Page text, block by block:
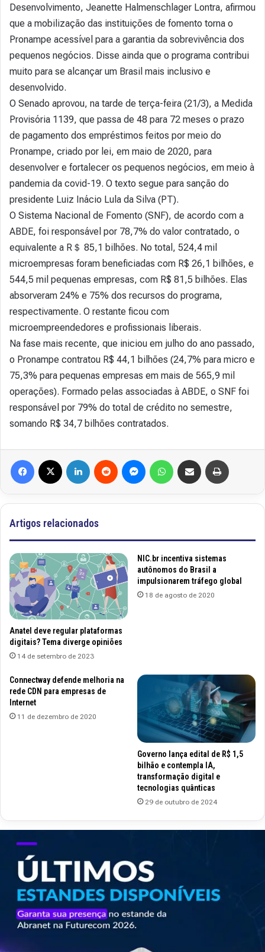
Desenvolvimento, Jeanette Halmenschlager Lontra, afirmou
que a mobilização das instituições de fomento torna o
Pronampe acessível para a garantia da sobrevivência dos
pequenos negócios. Disse ainda que o programa contribui
muito para se alcançar um Brasil mais inclusivo e
desenvolvido.
O Senado aprovou, na tarde de terça-feira (21/3), a Medida
Provisória 1139, que passa de 48 para 72 meses o prazo
de pagamento dos empréstimos feitos por meio do
Pronampe, criado por lei, em maio de 2020, para
desenvolver e fortalecer os pequenos negócios, em meio à
pandemia da covid-19. O texto segue para sanção do
presidente Luiz Inácio Lula da Silva (PT).
O Sistema Nacional de Fomento (SNF), de acordo com a
ABDE, foi responsável por 78,7% do valor contratado, o
equivalente a R＄ 85,1 bilhões. No total, 524,4 mil
microempresas foram beneficiadas com R$ 26,1 bilhões, e
544,5 mil pequenas empresas, com R$ 81,5 bilhões. Elas
absorveram 24% e 75% dos recursos do programa,
respectivamente. O restante ficou com
microempreendedores e profissionais liberais.
Na fase mais recente, que iniciou em julho do ano passado,
o Pronampe contratou R$ 44,1 bilhões (24,7% para micro e
75,3% para pequenas empresas em mais de 565,9 mil
operações). Formado pelas associadas à ABDE, o SNF foi
responsável por 79% do total de crédito no semestre,
somando R$ 34,7 bilhões contratados.
Artigos relacionados
Anatel deve regular plataformas
digitais? Tema diverge opiniões
14 de setembro de 2023
NIC.br incentiva sistemas
autônomos do Brasil a
impulsionarem tráfego global
18 de agosto de 2020
Connectway defende melhoria na
rede CDN para empresas de
Internet
11 de dezembro de 2020
Governo lança edital de R$ 1,5
bilhão e contempla IA,
transformação digital e
tecnologias quânticas
29 de outubro de 2024